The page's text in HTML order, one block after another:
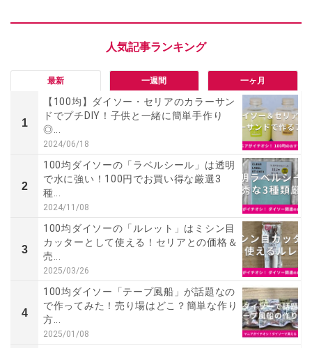
最新 一週間 一ヶ月
1
【100均】ダイソー・セリアのカラーサン
ドでプチDIY！子供と一緒に簡単手作り
◎...
2024/06/18
2
100均ダイソーの「ラベルシール」は透明
で水に強い！100円でお買い得な厳選3
種...
2024/11/08
3
100均ダイソーの「ルレット」はミシン目
カッターとして使える！セリアとの価格＆
売...
2025/03/26
4
100均ダイソー「テープ風船」が話題なの
で作ってみた！売り場はどこ？簡単な作り
方...
2025/01/08